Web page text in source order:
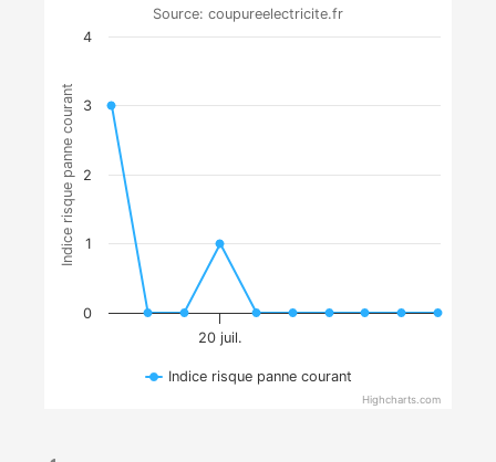
Indice risque panne courant
Source: coupureelectricite.fr
20 juil.
0
1
2
3
4
Indice risque panne courant
Highcharts.com